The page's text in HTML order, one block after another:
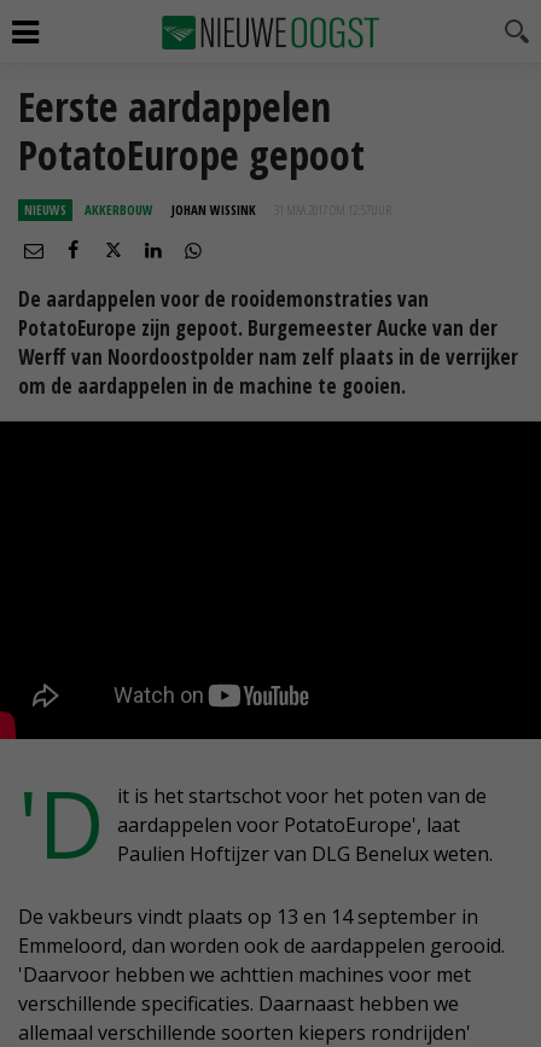
Eerste aardappelen
PotatoEurope gepoot
NIEUWS AKKERBOUW JOHAN WISSINK 31 MAA 2017 OM 12:57
De aardappelen voor de rooidemonstraties van
PotatoEurope zijn gepoot. Burgemeester Aucke van der
Werff van Noordoostpolder nam zelf plaats in de verrijker
om de aardappelen in de machine te gooien.
'D
it is het startschot voor het poten van de
aardappelen voor PotatoEurope', laat
Paulien Hoftijzer van DLG Benelux weten.
De vakbeurs vindt plaats op 13 en 14 september in
Emmeloord, dan worden ook de aardappelen gerooid.
'Daarvoor hebben we achttien machines voor met
verschillende specificaties. Daarnaast hebben we
allemaal verschillende soorten kiepers rondrijden'